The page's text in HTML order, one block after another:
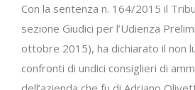
Con la sentenza n. 164/2015 il
sezione Giudici per l’Udienza
ottobre 2015), ha dichiarato il non
confronti di undici consiglieri di